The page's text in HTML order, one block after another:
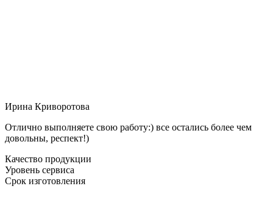
Ирина Криворотова
Отлично выполняете свою работу:) все остались более чем
довольны, респект!)
Качество продукции
Уровень сервиса
Срок изготовления